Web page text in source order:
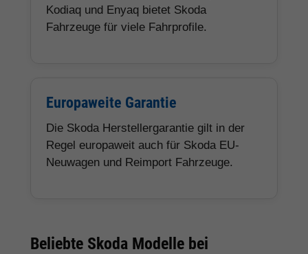
Kodiaq und Enyaq bietet Skoda
Fahrzeuge für viele Fahrprofile.
Europaweite Garantie
Die Skoda Herstellergarantie gilt in der
Regel europaweit auch für Skoda EU-
Neuwagen und Reimport Fahrzeuge.
Beliebte Skoda Modelle bei